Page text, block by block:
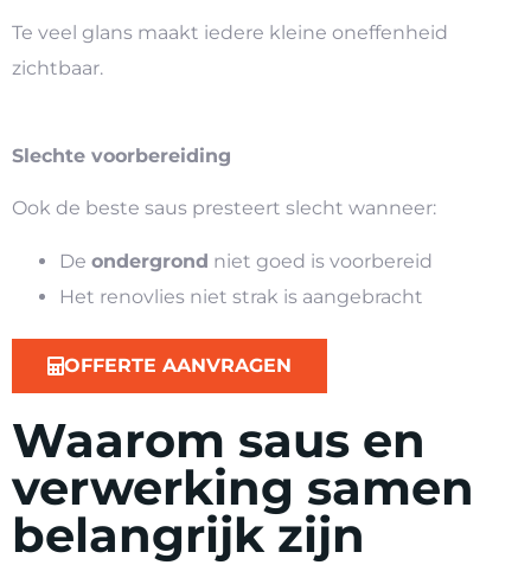
Te veel glans maakt iedere kleine oneffenheid
zichtbaar.
Slechte voorbereiding
Ook de beste saus presteert slecht wanneer:
De ondergrond niet goed is voorbereid
Het renovlies niet strak is aangebracht
OFFERTE AANVRAGEN
Waarom saus en
verwerking samen
belangrijk zijn